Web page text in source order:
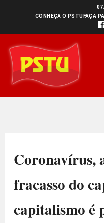
conteúdo
CONHEÇA O PSTU FAÇA
Coronavírus,
fracasso do
capitalismo é